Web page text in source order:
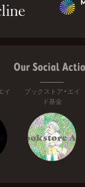
Our Social
イ
ブックストア・エイ
ド基金